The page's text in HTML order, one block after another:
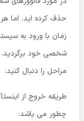
حذف کرده اید. اما
زمان با ورود به
شخصی خود برگردید.
مراحل را دنبال کنید:
طریقه خروج از
چطور می باشد: